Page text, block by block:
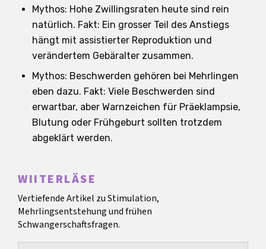
Mythos: Hohe Zwillingsraten heute sind rein
natürlich. Fakt: Ein grosser Teil des Anstiegs
hängt mit assistierter Reproduktion und
verändertem Gebäralter zusammen.
Mythos: Beschwerden gehören bei Mehrlingen
eben dazu. Fakt: Viele Beschwerden sind
erwartbar, aber Warnzeichen für Präeklampsie,
Blutung oder Frühgeburt sollten trotzdem
abgeklärt werden.
WIITERLÄSE
Vertiefende Artikel zu Stimulation,
Mehrlingsentstehung und frühen
Schwangerschaftsfragen.